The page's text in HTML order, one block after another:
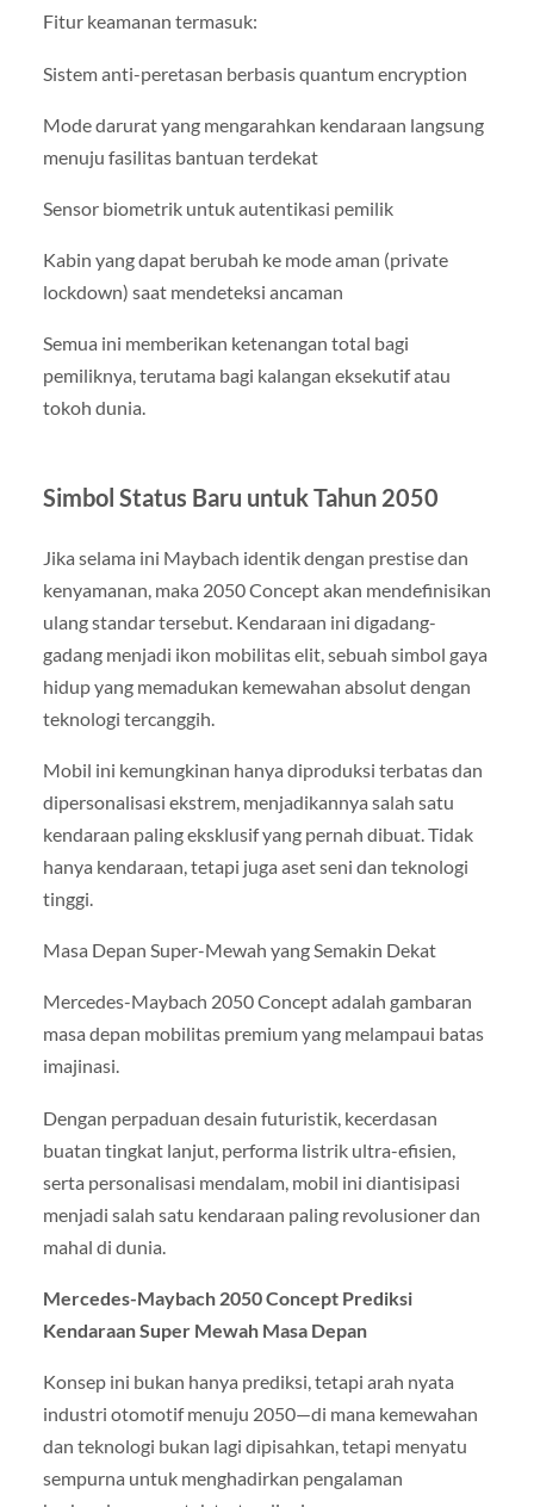
Fitur keamanan termasuk:
Sistem anti-peretasan berbasis quantum encryption
Mode darurat yang mengarahkan kendaraan langsung
menuju fasilitas bantuan terdekat
Sensor biometrik untuk autentikasi pemilik
Kabin yang dapat berubah ke mode aman (private
lockdown) saat mendeteksi ancaman
Semua ini memberikan ketenangan total bagi
pemiliknya, terutama bagi kalangan eksekutif atau
tokoh dunia.
Simbol Status Baru untuk Tahun 2050
Jika selama ini Maybach identik dengan prestise dan
kenyamanan, maka 2050 Concept akan mendefinisikan
ulang standar tersebut. Kendaraan ini digadang-
gadang menjadi ikon mobilitas elit, sebuah simbol gaya
hidup yang memadukan kemewahan absolut dengan
teknologi tercanggih.
Mobil ini kemungkinan hanya diproduksi terbatas dan
dipersonalisasi ekstrem, menjadikannya salah satu
kendaraan paling eksklusif yang pernah dibuat. Tidak
hanya kendaraan, tetapi juga aset seni dan teknologi
tinggi.
Masa Depan Super-Mewah yang Semakin Dekat
Mercedes-Maybach 2050 Concept adalah gambaran
masa depan mobilitas premium yang melampaui batas
imajinasi.
Dengan perpaduan desain futuristik, kecerdasan
buatan tingkat lanjut, performa listrik ultra-efisien,
serta personalisasi mendalam, mobil ini diantisipasi
menjadi salah satu kendaraan paling revolusioner dan
mahal di dunia.
Mercedes-Maybach 2050 Concept Prediksi
Kendaraan Super Mewah Masa Depan
Konsep ini bukan hanya prediksi, tetapi arah nyata
industri otomotif menuju 2050—di mana kemewahan
dan teknologi bukan lagi dipisahkan, tetapi menyatu
sempurna untuk menghadirkan pengalaman